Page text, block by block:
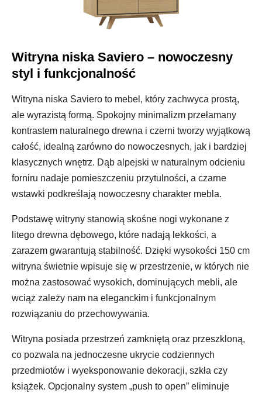
Witryna niska Saviero – nowoczesny
styl i funkcjonalność
Witryna niska Saviero to mebel, który zachwyca prostą,
ale wyrazistą formą. Spokojny minimalizm przełamany
kontrastem naturalnego drewna i czerni tworzy wyjątkową
całość, idealną zarówno do nowoczesnych, jak i bardziej
klasycznych wnętrz. Dąb alpejski w naturalnym odcieniu
forniru nadaje pomieszczeniu przytulności, a czarne
wstawki podkreślają nowoczesny charakter mebla.
Podstawę witryny stanowią skośne nogi wykonane z
litego drewna dębowego, które nadają lekkości, a
zarazem gwarantują stabilność. Dzięki wysokości 150 cm
witryna świetnie wpisuje się w przestrzenie, w których nie
można zastosować wysokich, dominujących mebli, ale
wciąż zależy nam na eleganckim i funkcjonalnym
rozwiązaniu do przechowywania.
Witryna posiada przestrzeń zamkniętą oraz przeszkloną,
co pozwala na jednoczesne ukrycie codziennych
przedmiotów i wyeksponowanie dekoracji, szkła czy
książek. Opcjonalny system „push to open” eliminuje